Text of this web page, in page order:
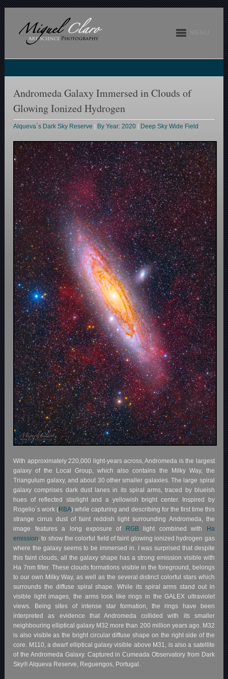
Andromeda Galaxy Immersed in Clouds of
Glowing Ionized Hydrogen
Alqueva´s Dark Sky Reserve By Year: 2020 Deep Sky Wide Field
With approximately 220,000 light-years across, Andromeda is the largest
galaxy of the Local Group, which also contains the Milky Way, the
Triangulum galaxy, and about 30 other smaller galaxies. The large spiral
galaxy comprises dark dust lanes in its spiral arms, traced by blueish
hues of reflected starlight and a yellowish bright center. Inspired by
Rogelio´s work (RBA) while capturing and describing for the first time this
strange cirrus dust of faint reddish light surrounding Andromeda, the
image features a long exposure of RGBlight combined with Ha
emission, to show the colorful field of faint glowing ionized hydrogen gas
where the galaxy seems to be immersed in. I was surprised that despite
this faint clouds, all the galaxy shape has a strong emission visible with
Ha 7nm filter. These clouds formations visible in the foreground, belongs
to our own Milky Way, as well as the several distinct colorful stars which
surrounds the diffuse spiral shape. While its spiral arms stand out in
visible light images, the arms look like rings in the GALEX ultraviolet
views. Being sites of intense star formation, the rings have been
interpreted as evidence that Andromeda collided with its smaller
neighbouring elliptical galaxy M32 more than 200 million years ago. M32
is also visible as the bright circular diffuse shape on the right side of the
core. M110, a dwarf elliptical galaxy visible above M31, is also a satellite
of the Andromeda Galaxy. Captured in Cumeada Observatory from Dark
Sky® Alqueva Reserve, Reguengos, Portugal.